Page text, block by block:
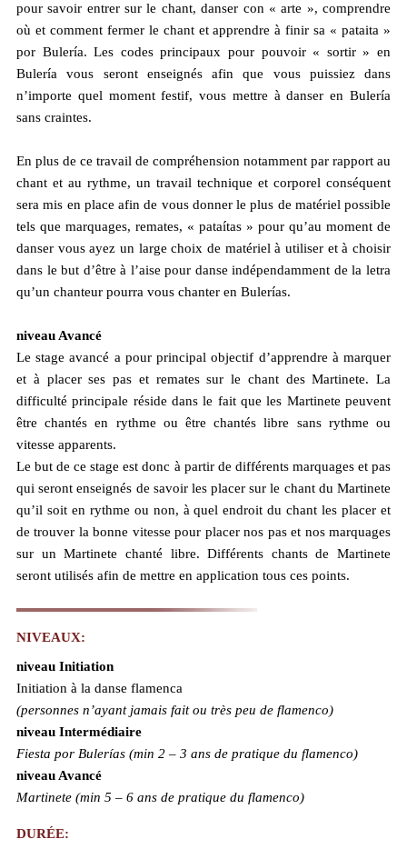
pour savoir entrer sur le chant, danser con « arte », comprendre
où et comment fermer le chant et apprendre à finir sa « pataita »
por Bulería. Les codes principaux pour pouvoir « sortir » en
Bulería vous seront enseignés afin que vous puissiez dans
n’importe quel moment festif, vous mettre à danser en Bulería
sans craintes.
En plus de ce travail de compréhension notamment par rapport au
chant et au rythme, un travail technique et corporel conséquent
sera mis en place afin de vous donner le plus de matériel possible
tels que marquages, remates, « pataítas » pour qu’au moment de
danser vous ayez un large choix de matériel à utiliser et à choisir
dans le but d’être à l’aise pour danse indépendamment de la letra
qu’un chanteur pourra vous chanter en Bulerías.
niveau Avancé
Le stage avancé a pour principal objectif d’apprendre à marquer
et à placer ses pas et remates sur le chant des Martinete. La
difficulté principale réside dans le fait que les Martinete peuvent
être chantés en rythme ou être chantés libre sans rythme ou
vitesse apparents.
Le but de ce stage est donc à partir de différents marquages et pas
qui seront enseignés de savoir les placer sur le chant du Martinete
qu’il soit en rythme ou non, à quel endroit du chant les placer et
de trouver la bonne vitesse pour placer nos pas et nos marquages
sur un Martinete chanté libre. Différents chants de Martinete
seront utilisés afin de mettre en application tous ces points.
NIVEAUX:
niveau Initiation
Initiation à la danse flamenca
(personnes n’ayant jamais fait ou très peu de flamenco)
niveau Intermédiaire
Fiesta por Bulerías (min 2 – 3 ans de pratique du flamenco)
niveau Avancé
Martinete (min 5 – 6 ans de pratique du flamenco)
DURÉE: